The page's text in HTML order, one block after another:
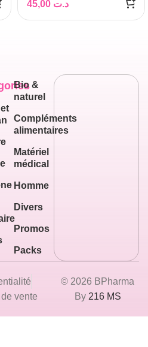
د.ت
Bio &
naturel
Compléments
alimentaires
Matériel
médical
Homme
Divers
Promos
Packs
© 2026 BPharma
By 216 MS
vente